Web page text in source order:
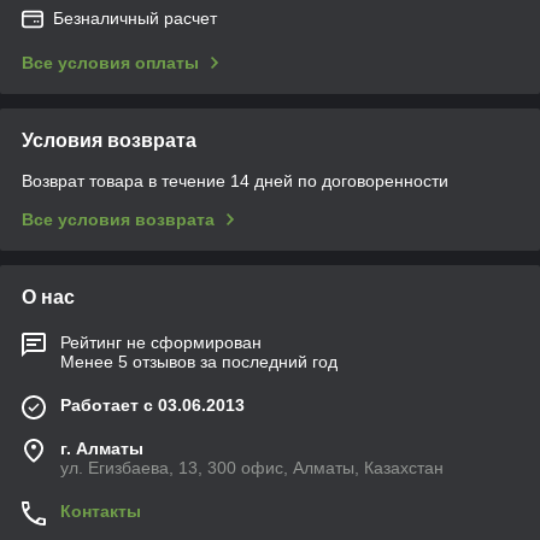
Безналичный расчет
Все условия оплаты
Условия возврата
Возврат товара в течение 14 дней по договоренности
Все условия возврата
О нас
Рейтинг не сформирован
Менее 5 отзывов за последний год
Работает с 03.06.2013
г. Алматы
ул. Егизбаева, 13, 300 офис, Алматы, Казахстан
Контакты